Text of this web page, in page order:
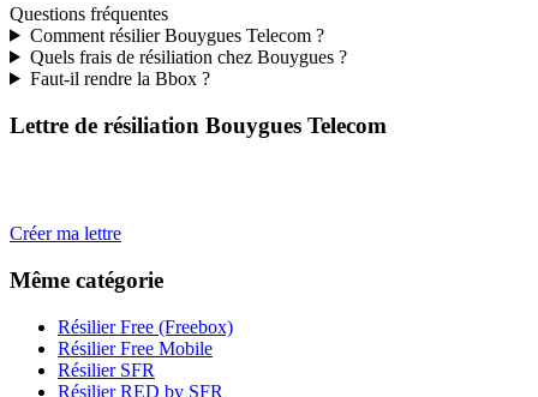
Questions fréquentes
Comment résilier Bouygues Telecom ?
Quels frais de résiliation chez Bouygues ?
Faut-il rendre la Bbox ?
Lettre de résiliation Bouygues Telecom
Créer ma lettre
Même catégorie
Résilier Free (Freebox)
Résilier Free Mobile
Résilier SFR
Résilier RED by SFR